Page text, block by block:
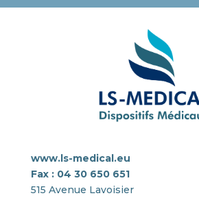
www.ls-medical.eu
Fax : 04 30 650 651
515 Avenue Lavoisier